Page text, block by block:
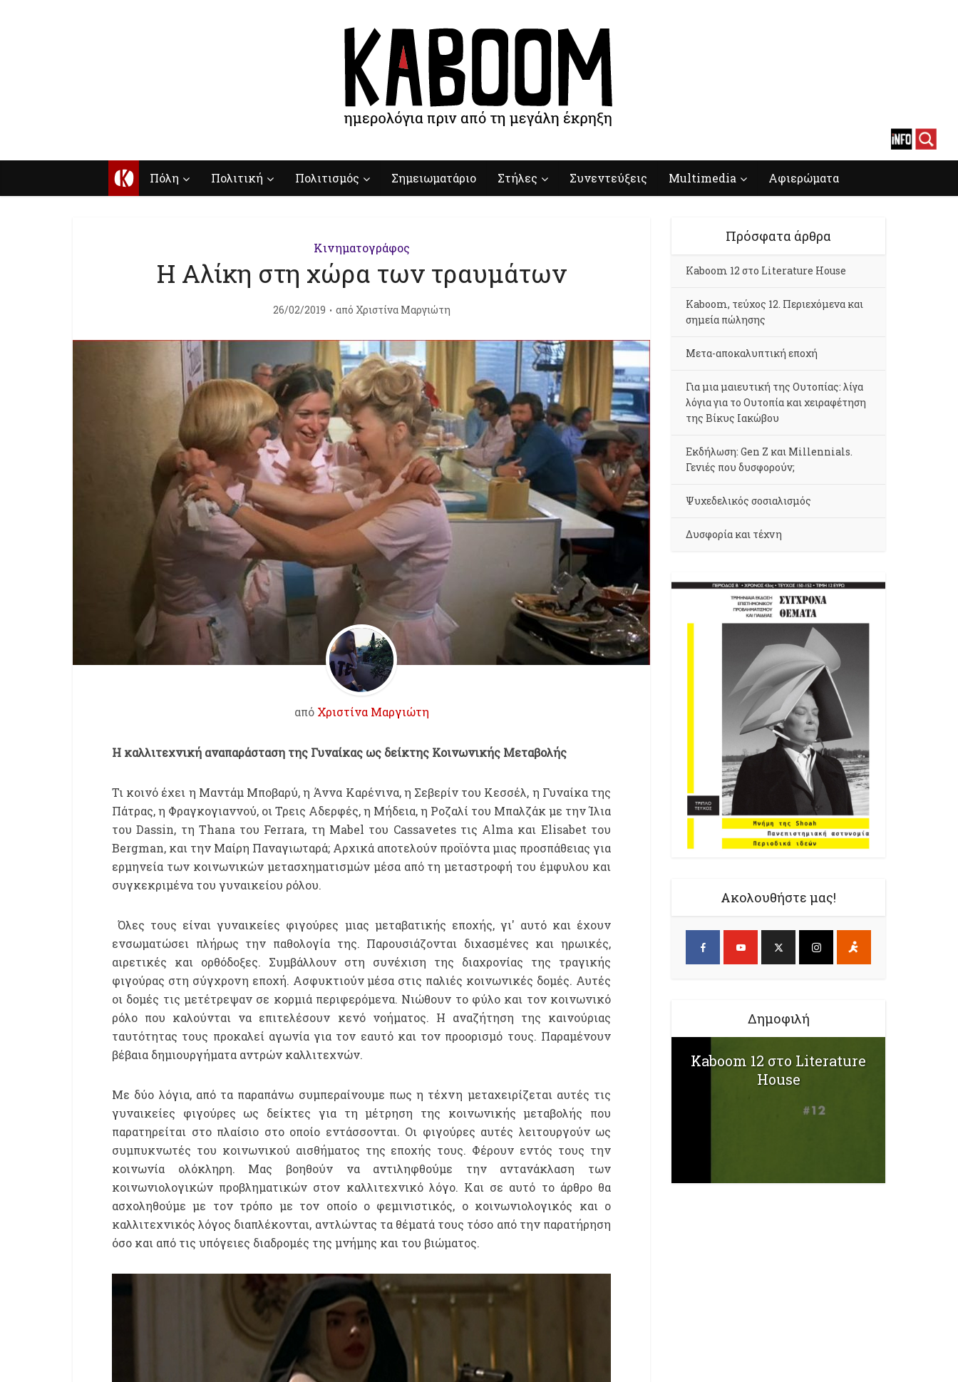
Κ Πόλη Πολιτική Πολιτισμός Σημειωματάριο Στήλες Συνεντεύξεις Multimedia Αφιερώματα
Κινηματογράφος
Η Αλίκη στη χώρα των τραυμάτων
26/02/2019 από Χριστίνα Μαργιώτη
από Χριστίνα Μαργιώτη
Η καλλιτεχνική αναπαράσταση της Γυναίκας ως δείκτης Κοινωνικής Μεταβολής
Τι κοινό έχει η Μαντάμ Μποβαρύ, η Άννα Καρένινα, η Σεβερίν του Κεσσέλ, η Γυναίκα της
Πάτρας, η Φραγκογιαννού, οι Τρεις Αδερφές, η Μήδεια, η Ροζαλί του Μπαλζάκ με την Ίλια
του Dassin, τη Thana του Ferrara, τη Mabel του Cassavetes τις Alma και Elisabet του
Bergman, και την Μαίρη Παναγιωταρά; Αρχικά αποτελούν προϊόντα μιας προσπάθειας για
ερμηνεία των κοινωνικών μετασχηματισμών μέσα από τη μεταστροφή του έμφυλου και
συγκεκριμένα του γυναικείου ρόλου.
Όλες τους είναι γυναικείες φιγούρες μιας μεταβατικής εποχής, γι' αυτό και έχουν
ενσωματώσει πλήρως την παθολογία της. Παρουσιάζονται διχασμένες και ηρωικές,
αιρετικές και ορθόδοξες. Συμβάλλουν στη συνέχιση της διαχρονίας της τραγικής
φιγούρας στη σύγχρονη εποχή. Ασφυκτιούν μέσα στις παλιές κοινωνικές δομές. Αυτές
οι δομές τις μετέτρεψαν σε κορμιά περιφερόμενα. Νιώθουν το φύλο και τον κοινωνικό
ρόλο που καλούνται να επιτελέσουν κενό νοήματος. Η αναζήτηση της καινούριας
ταυτότητας τους προκαλεί αγωνία για τον εαυτό και τον προορισμό τους. Παραμένουν
βέβαια δημιουργήματα αντρών καλλιτεχνών.
Με δύο λόγια, από τα παραπάνω συμπεραίνουμε πως η τέχνη μεταχειρίζεται αυτές τις
γυναικείες φιγούρες ως δείκτες για τη μέτρηση της κοινωνικής μεταβολής που
παρατηρείται στο πλαίσιο στο οποίο εντάσσονται. Οι φιγούρες αυτές λειτουργούν ως
συμπυκνωτές του κοινωνικού αισθήματος της εποχής τους. Φέρουν εντός τους την
κοινωνία ολόκληρη. Μας βοηθούν να αντιληφθούμε την αντανάκλαση των
κοινωνιολογικών προβληματικών στον καλλιτεχνικό λόγο. Και σε αυτό το άρθρο θα
ασχοληθούμε με τον τρόπο με τον οποίο ο φεμινιστικός, ο κοινωνιολογικός και ο
καλλιτεχνικός λόγος διαπλέκονται, αντλώντας τα θέματά τους τόσο από την παρατήρηση
όσο και από τις υπόγειες διαδρομές της μνήμης και του βιώματος.
Πρόσφατα άρθρα
Kaboom 12 στο Literature House
Kaboom, τεύχος 12. Περιεχόμενα και
σημεία πώλησης
Μετα-αποκαλυπτική εποχή
Για μια μαιευτική της Ουτοπίας: λίγα
λόγια για το Ουτοπία και χειραφέτηση
της Βίκυς Ιακώβου
Εκδήλωση: Gen Z και Millennials.
Γενιές που δυσφορούν;
Ψυχεδελικός σοσιαλισμός
Δυσφορία και τέχνη
Ακολουθήστε μας!
Δημοφιλή
Kaboom 12 στο Literature
House